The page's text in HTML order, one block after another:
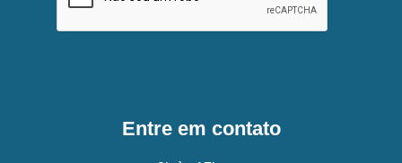
Entre em contato